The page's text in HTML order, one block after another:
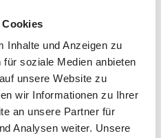
Cookies
Inhalte und Anzeigen zu
soziale Medien anbieten
unsere Website zu
wir Informationen zu Ihrer
an unsere Partner für
Analysen weiter. Unsere